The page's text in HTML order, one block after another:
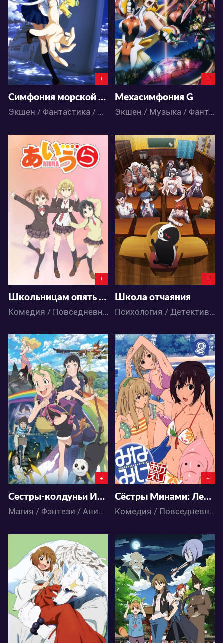
0 9
+
Симфония морской стали
Экшен / Фантастика / Аниме
0 2
+
Мехасимфония G
Экшен / Музыка / Фантастика / Аниме
4966
1 3
+
Школьницам опять нечего делать
Комедия / Повседневность / Сёнэн / Школа / Аниме
6118
7 8
+
Школа отчаяния
Психология / Детектив / Ужасы / Школа / Аниме
4020
2
+
Сестры-колдуньи Йо-йо и Нэнэ
Магия / Фэнтези / Аниме
4697
0 0
+
Сёстры Минами: Летние каникулы
Комедия / Повседневность / Аниме
3994
3
4422
1 2